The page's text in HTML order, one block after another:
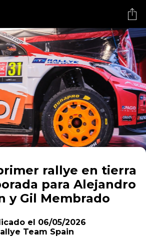
rallye en tierra
para Alejandro
y Gil Membrado
el 06/05/2026
Team Spain